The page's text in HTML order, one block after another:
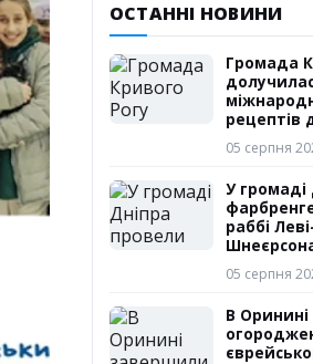
ОСТАННІ НОВИНИ
Громада
рецептів
05 серпня
У громаді
раббі
05 серпня
В